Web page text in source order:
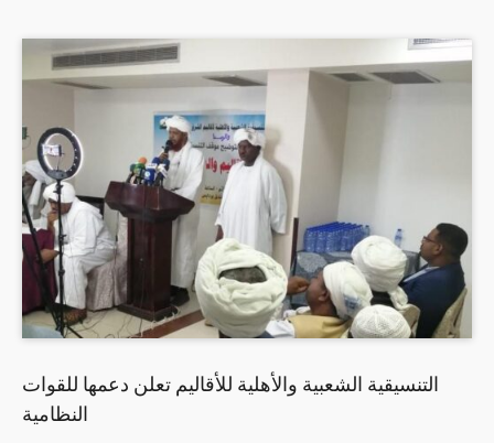
التنسيقية الشعبية والأهلية للأقاليم تعلن دعمها للقوات
النظامية